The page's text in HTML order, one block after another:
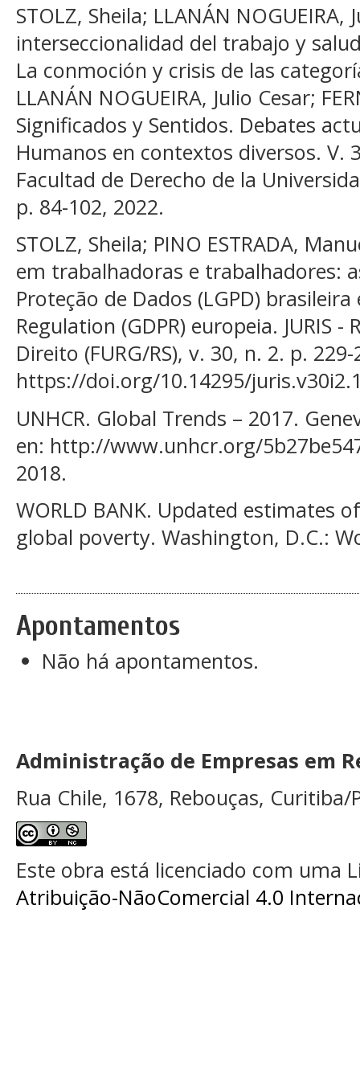
STOLZ, Sheila; LLANÁN NOGUEIRA,
interseccionalidad del trabajo y
La conmoción y crisis de las
LLANÁN NOGUEIRA, Julio Cesar;
Significados y Sentidos. Debates
Humanos en contextos diversos. V.
Facultad de Derecho de la
p. 84-102, 2022.
STOLZ, Sheila; PINO ESTRADA,
em trabalhadoras e trabalhadores:
Proteção de Dados (LGPD)
Regulation (GDPR) europeia. JURIS -
Direito (FURG/RS), v. 30, n. 2. p.
https://doi.org/10.14295/
UNHCR. Global Trends – 2017.
en: http://www.unhcr.org/
2018.
WORLD BANK. Updated estimates
global poverty. Washington, D.C.:
Apontamentos
Não há apontamentos.
Administração de Empresas em
Rua Chile, 1678, Rebouças, Curitiba/
Este obra está licenciado com uma
Atribuição-NãoComercial 4.0